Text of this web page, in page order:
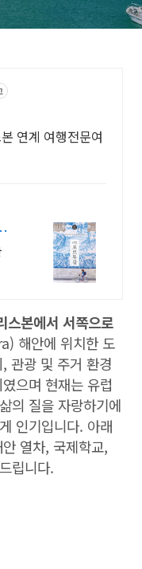
연계 여행전문여
스본에서 서쪽으로
해안에 위치한 도
관광 및 주거 환경
으며 현재는 유럽
의 질을 자랑하기에
인기입니다. 아래
열차, 국제학교,
립니다.